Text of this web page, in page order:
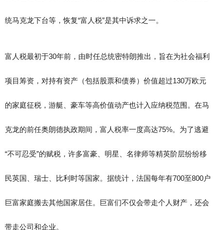
统马克龙下台等，恢复“富人税”是其中诉求之一。
富人税最初于30年前，由时任总统密特朗推出，旨在为社会福利
项目筹资，对持有资产（包括股票和债券）价值超过130万欧元
的家庭征税，游艇、豪车等高价值动产也计入应纳税范围。在马
克龙的前任奥朗德执政期间，富人税率一度高达75%。为了逃避
“不可忍受”的赋税，许多富豪、明星、名律师等精英阶层纷纷移
民英国、瑞士、比利时等国家。据统计，法国每年有700至800户
巨富家庭搬去其他国家居住。巨富们不仅会带走个人财产，还会
带走公司和企业。